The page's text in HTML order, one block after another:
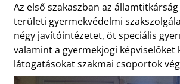
Az első szakaszban az
területi gyermekvédelmi
négy javítóintézetet, öt speciális
valamint a gyermekjogi képviselőket
látogatásokat szakmai csoportok